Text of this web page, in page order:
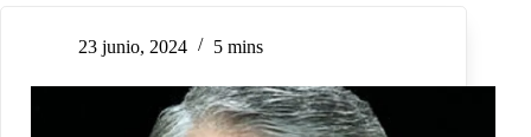
23 junio, 2024 5 mins